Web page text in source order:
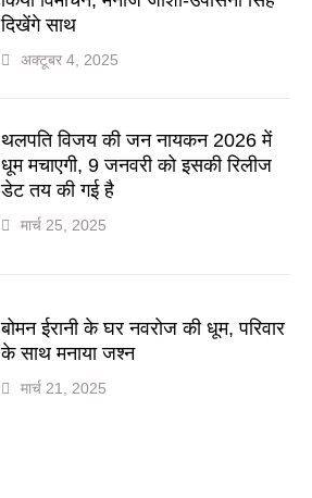
दिखेंगे साथ
अक्टूबर 4, 2025
थलपति विजय की जन नायकन 2026 में
धूम मचाएगी, 9 जनवरी को इसकी रिलीज
डेट तय की गई है
मार्च 25, 2025
बोमन ईरानी के घर नवरोज की धूम, परिवार
के साथ मनाया जश्न
मार्च 21, 2025